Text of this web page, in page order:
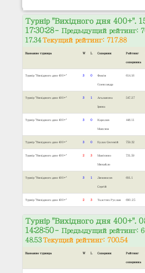
Турнір "Вихідного дня 400+".
17:30:28– Предыдущий рейтинг:
17.34Текущий рейтинг: 717.88
Название турнира W L Соперник Рейтинг
соперника
Турнір "Вихідного дня 400+" 3 0 Фомін
Олександр
614.16
Турнір "Вихідного дня 400+" 3 Агалакова
Ірина
547.27
Турнір "Вихідного дня 400+" 3 0 Карелов
Максим
448.11
Турнір "Вихідного дня 400+" 3 0 Булах Євгеній 759.32
Турнір "Вихідного дня 400+" 2 3 Макієнко
Михайло
731.59
Турнір "Вихідного дня 400+" 3 Лихоносов
Сергій
691.1
Турнір "Вихідного дня 400+" 2 3 Толстих Руслан 690.25
Турнір "Вихідного дня 400+".
14:28:50– Предыдущий рейтинг:
48.53Текущий рейтинг: 700.54
Название турнира W L Соперник Рейтинг
соперника